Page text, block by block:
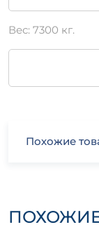
Вес: 7300 кг.
Похожие